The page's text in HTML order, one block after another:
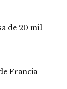
de 20 mil
Francia